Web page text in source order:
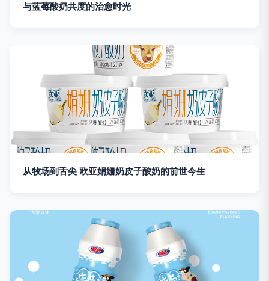
与蓝莓酸奶共度的治愈时光
从牧场到舌尖 欧亚娟姗奶皮子酸奶的前世今生